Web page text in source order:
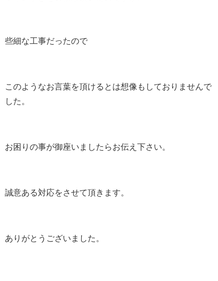
些細な工事だったので
このようなお言葉を頂けるとは想像もしておりませんで
した。
お困りの事が御座いましたらお伝え下さい。
誠意ある対応をさせて頂きます。
ありがとうございました。